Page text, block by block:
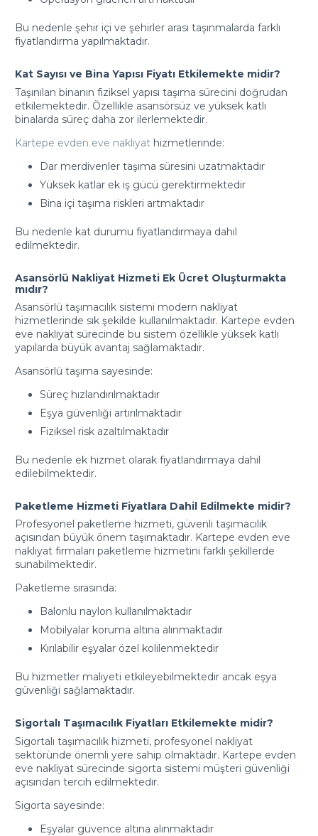
Bu nedenle şehir içi ve şehirler arası taşınmalarda farklı
fiyatlandırma yapılmaktadır.
Kat Sayısı ve Bina Yapısı Fiyatı Etkilemekte midir?
Taşınılan binanın fiziksel yapısı taşıma sürecini doğrudan
etkilemektedir. Özellikle asansörsüz ve yüksek katlı
binalarda süreç daha zor ilerlemektedir.
Kartepe evden eve nakliyat hizmetlerinde:
Dar merdivenler taşıma süresini uzatmaktadır
Yüksek katlar ek iş gücü gerektirmektedir
Bina içi taşıma riskleri artmaktadır
Bu nedenle kat durumu fiyatlandırmaya dahil
edilmektedir.
Asansörlü Nakliyat Hizmeti Ek Ücret Oluşturmakta
mıdır?
Asansörlü taşımacılık sistemi modern nakliyat
hizmetlerinde sık şekilde kullanılmaktadır. Kartepe evden
eve nakliyat sürecinde bu sistem özellikle yüksek katlı
yapılarda büyük avantaj sağlamaktadır.
Asansörlü taşıma sayesinde:
Süreç hızlandırılmaktadır
Eşya güvenliği artırılmaktadır
Fiziksel risk azaltılmaktadır
Bu nedenle ek hizmet olarak fiyatlandırmaya dahil
edilebilmektedir.
Paketleme Hizmeti Fiyatlara Dahil Edilmekte midir?
Profesyonel paketleme hizmeti, güvenli taşımacılık
açısından büyük önem taşımaktadır. Kartepe evden eve
nakliyat firmaları paketleme hizmetini farklı şekillerde
sunabilmektedir.
Paketleme sırasında:
Balonlu naylon kullanılmaktadır
Mobilyalar koruma altına alınmaktadır
Kırılabilir eşyalar özel kolilenmektedir
Bu hizmetler maliyeti etkileyebilmektedir ancak eşya
güvenliği sağlamaktadır.
Sigortalı Taşımacılık Fiyatları Etkilemekte midir?
Sigortalı taşımacılık hizmeti, profesyonel nakliyat
sektöründe önemli yere sahip olmaktadır. Kartepe evden
eve nakliyat sürecinde sigorta sistemi müşteri güvenliği
açısından tercih edilmektedir.
Sigorta sayesinde:
Eşyalar güvence altına alınmaktadır